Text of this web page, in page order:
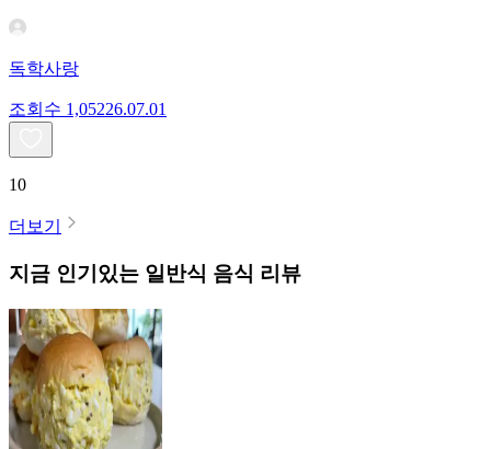
독학사랑
조회수 1,05226.07.01
10
더보기
지금 인기있는 일반식 음식 리뷰